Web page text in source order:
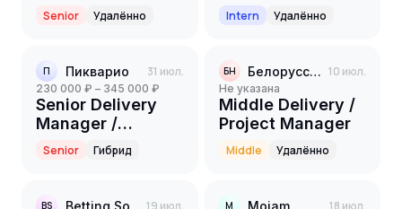
Senior Удалённо Intern Удалённо
П Пикварио 31 июл.
230 000 ₽ – 345 000 ₽
Senior Delivery
Manager /
Руководитель
проектов
Senior Гибрид
БН Белорусский народный банк 10 июл.
Не указана
Middle Delivery /
Project Manager
Middle Удалённо
BS 19 июл. M Mojam 18 июл.